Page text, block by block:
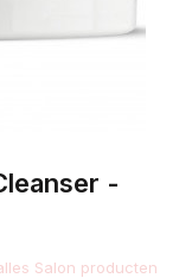
-
Salon producten